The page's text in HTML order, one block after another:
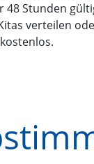
Stunden
verteilen